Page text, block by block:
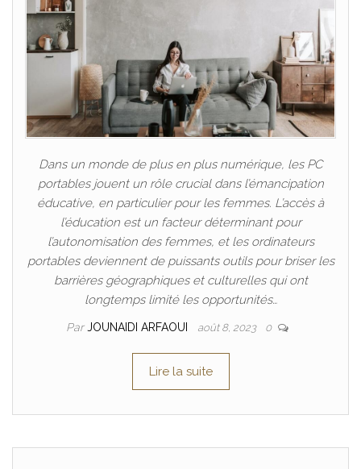
Dans un monde de plus en plus numérique, les PC
portables jouent un rôle crucial dans l’émancipation
éducative, en particulier pour les femmes. L’accès à
l’éducation est un facteur déterminant pour
l’autonomisation des femmes, et les ordinateurs
portables deviennent de puissants outils pour briser les
barrières géographiques et culturelles qui ont
longtemps limité les opportunités…
ParJOUNAIDI ARFAOUI août 8, 2023 0
Lire la suite